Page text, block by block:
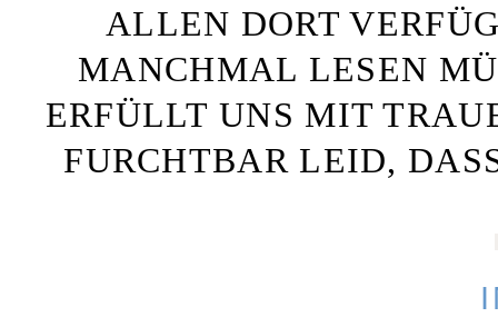
ALLEN DORT
MANCHMAL LESEN
ERFÜLLT UNS MIT
FURCHTBAR LEID,